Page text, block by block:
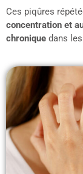
Ces piqûres
concentration et
chronique dans